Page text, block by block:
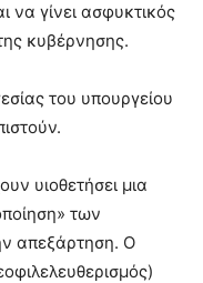
να γίνει ασφυκτικός
κυβέρνησης.
του υπουργείου
υιοθετήσει μια
των
απεξάρτηση. Ο